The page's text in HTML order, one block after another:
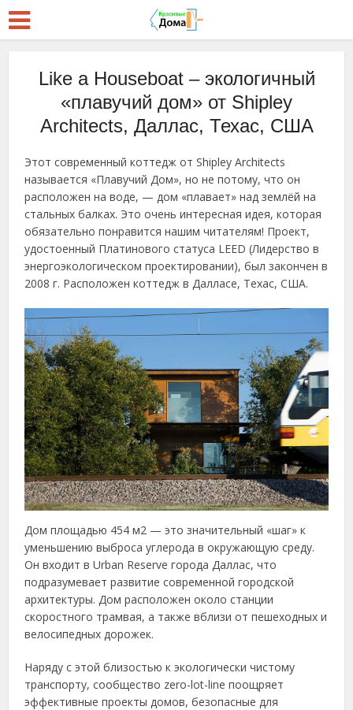
Like a Houseboat – экологичный
«плавучий дом» от Shipley
Architects, Даллас, Техас, США
Этот современный коттедж от Shipley Architects
называется «Плавучий Дом», но не потому, что он
расположен на воде, — дом «плавает» над землёй на
стальных балках. Это очень интересная идея, которая
обязательно понравится нашим читателям! Проект,
удостоенный Платинового статуса LEED (Лидерство в
энергоэкологическом проектировании), был закончен в
2008 г. Расположен коттедж в Далласе, Техас, США.
Дом площадью 454 м2 — это значительный «шаг» к
уменьшению выброса углерода в окружающую среду.
Он входит в Urban Reserve города Даллас, что
подразумевает развитие современной городской
архитектуры. Дом расположен около станции
скоростного трамвая, а также вблизи от пешеходных и
велосипедных дорожек.
Наряду с этой близостью к экологически чистому
транспорту, сообщество zero-lot-line поощряет
эффективные проекты домов, безопасные для